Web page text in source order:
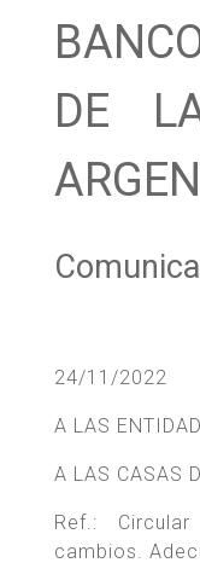
DE
24/11/2022
A LAS
A LAS CASAS
Ref.:
cambios.